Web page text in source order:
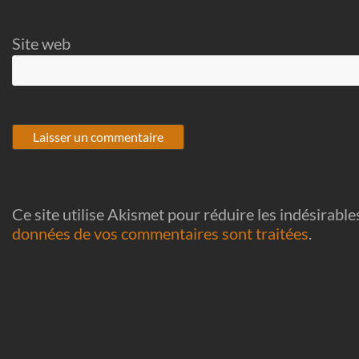
Site web
Ce site utilise Akismet pour réduire les
données de vos commentaires sont traitées.